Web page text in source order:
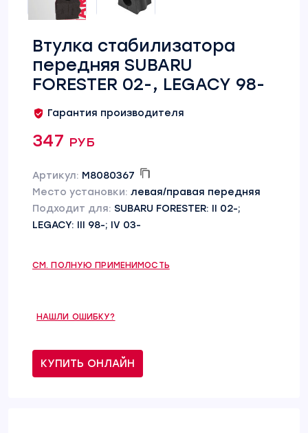
Втулка стабилизатора
передняя SUBARU
FORESTER 02-, LEGACY 98-
Гарантия производителя
347 руб
Артикул: M8080367
Место установки: левая/правая передняя
Подходит для: SUBARU FORESTER: II 02-;
LEGACY: III 98-; IV 03-
СМ. ПОЛНУЮ ПРИМЕНИМОСТЬ
НАШЛИ ОШИБКУ?
КУПИТЬ ОНЛАЙН